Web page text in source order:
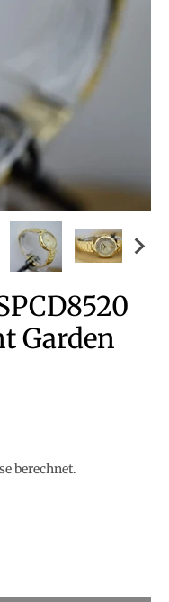
Garden
berechnet.
Versace
Menge für Versus